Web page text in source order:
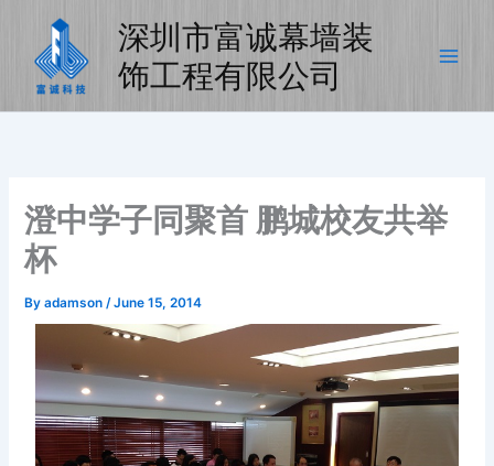
content
深圳市富诚幕墙装
饰工程有限公司
澄中学子同聚首 鹏城校友共举
杯
Byadamson/June 15, 2014